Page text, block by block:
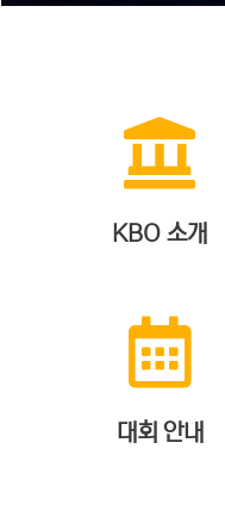
KBO 소개
대회 안내